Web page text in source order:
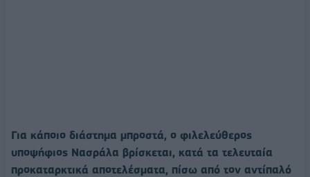
Για κάποιο διάστημα μπροστά, ο φιλελεύθερος
υποψήφιος Νασράλα βρίσκεται, κατά τα τελευταία
προκαταρκτικά αποτελέσματα, πίσω από τον αντίπαλό